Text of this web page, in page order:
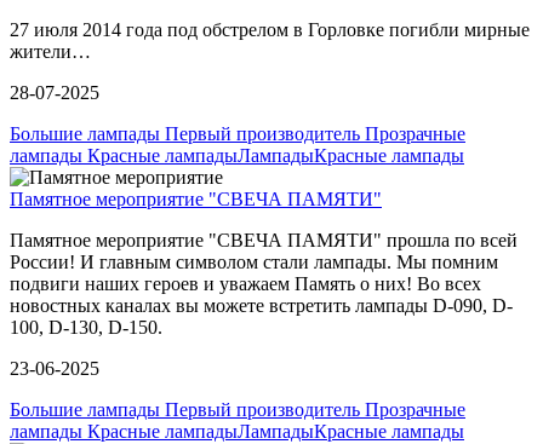
27 июля 2014 года под обстрелом в Горловке погибли мирные
жители…
28-07-2025
Большие лампады Первый производитель Прозрачные
лампады Красные лампадыЛампадыКрасные лампады
Памятное мероприятие "СВЕЧА ПАМЯТИ"
Памятное мероприятие "СВЕЧА ПАМЯТИ" прошла по всей
России! И главным символом стали лампады. Мы помним
подвиги наших героев и уважаем Память о них! Во всех
новостных каналах вы можете встретить лампады D-090, D-
100, D-130, D-150.
23-06-2025
Большие лампады Первый производитель Прозрачные
лампады Красные лампадыЛампадыКрасные лампады